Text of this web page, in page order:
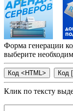
Форма генерации
выберите
Клик по тексту